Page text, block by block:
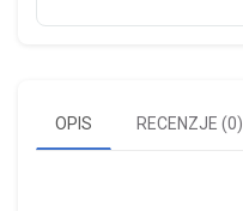
OPIS RECENZJE (0)